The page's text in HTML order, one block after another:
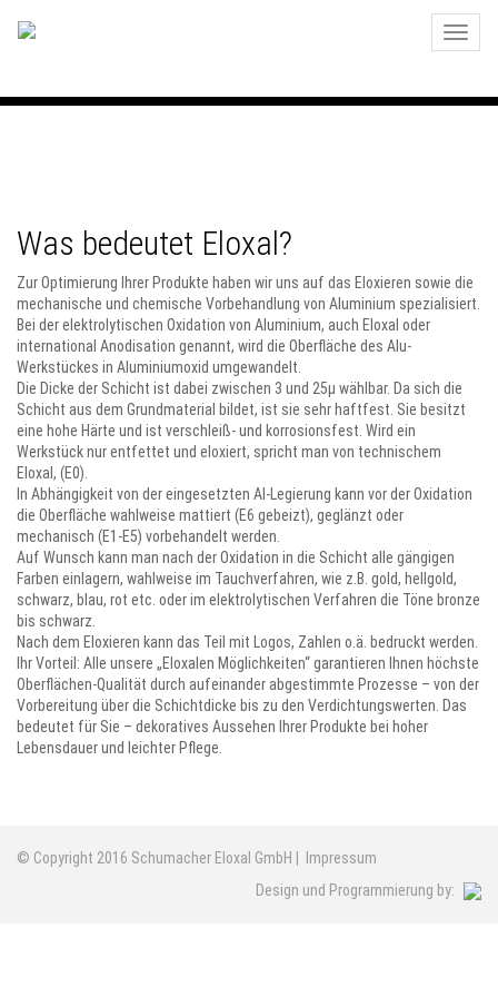
Toggle
Was bedeutet Eloxal?
Zur Optimierung Ihrer Produkte haben wir uns auf das Eloxieren sowie die
mechanische und chemische Vorbehandlung von Aluminium spezialisiert.
Bei der elektrolytischen Oxidation von Aluminium, auch Eloxal oder
international Anodisation genannt, wird die Oberfläche des Alu-
Werkstückes in Aluminiumoxid umgewandelt.
Die Dicke der Schicht ist dabei zwischen 3 und 25µ wählbar. Da sich die
Schicht aus dem Grundmaterial bildet, ist sie sehr haftfest. Sie besitzt
eine hohe Härte und ist verschleiß- und korrosionsfest. Wird ein
Werkstück nur entfettet und eloxiert, spricht man von technischem
Eloxal, (E0).
In Abhängigkeit von der eingesetzten Al-Legierung kann vor der Oxidation
die Oberfläche wahlweise mattiert (E6 gebeizt), geglänzt oder
mechanisch (E1-E5) vorbehandelt werden.
Auf Wunsch kann man nach der Oxidation in die Schicht alle gängigen
Farben einlagern, wahlweise im Tauchverfahren, wie z.B. gold, hellgold,
schwarz, blau, rot etc. oder im elektrolytischen Verfahren die Töne bronze
bis schwarz.
Nach dem Eloxieren kann das Teil mit Logos, Zahlen o.ä. bedruckt werden.
Ihr Vorteil: Alle unsere „Eloxalen Möglichkeiten“ garantieren Ihnen höchste
Oberflächen-Qualität durch aufeinander abgestimmte Prozesse – von der
Vorbereitung über die Schichtdicke bis zu den Verdichtungswerten. Das
bedeutet für Sie – dekoratives Aussehen Ihrer Produkte bei hoher
Lebensdauer und leichter Pflege.
© Copyright 2016 Schumacher Eloxal GmbH |
Impressum
Design und Programmierung by: